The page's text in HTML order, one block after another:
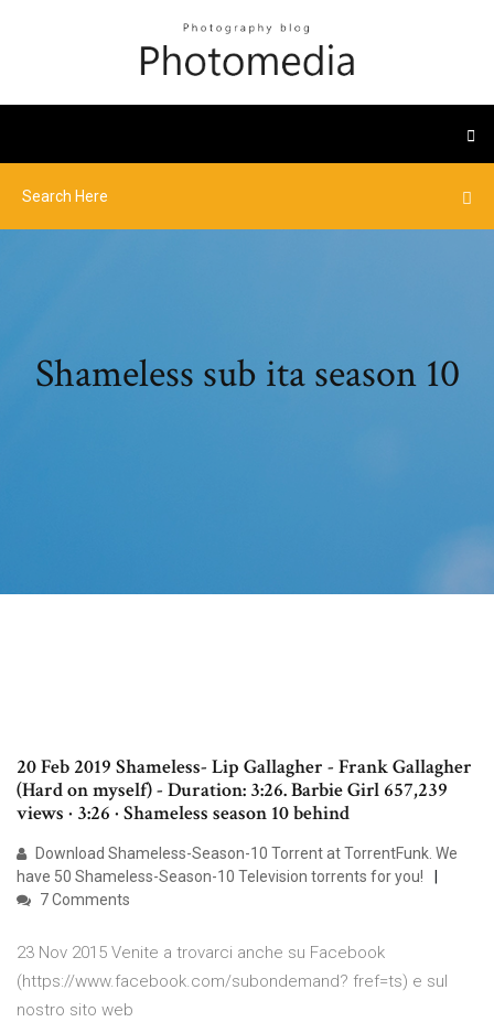
Shameless sub ita season 10
20 Feb 2019 Shameless- Lip Gallagher - Frank Gallagher
(Hard on myself) - Duration: 3:26. Barbie Girl 657,239
views · 3:26 · Shameless season 10 behind
Download Shameless-Season-10 Torrent at TorrentFunk. We
have 50 Shameless-Season-10 Television torrents for you!
7 Comments
23 Nov 2015 Venite a trovarci anche su Facebook
(https://www.facebook.com/subondemand? fref=ts) e sul
nostro sito web